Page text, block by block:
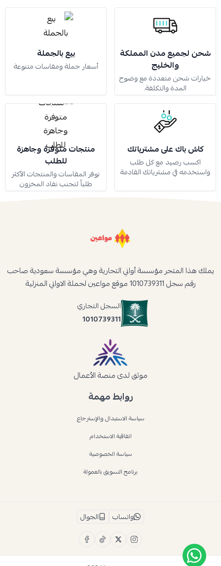
شحن لجميع مدن المملكة
والخليج
خيارات شحن متعددة مع وضوح
المدة والتكلفة.
بيع بالجملة
أسعار جملة ومقاسات متنوعة
كاش باك على مشترياتك
اكسب رصيد مع كل طلب
واستخدمه في مشترياتك القادمة
منتجات متوفرة وجاهزة
للطلب
نوفر المقاسات والمنتجات الأكثر
طلباً لتجنب نفاد المخزون
روابط مهمة
سياسة الاستبدال والإسترجاع
اتفاقية الاستخدام
سياسة الخصوصية
برنامج التسويق بالعمولة
يملك هذا المتجر مؤسسة أواني التجارية وهي مؤسسة سعودية صاحب
رقم سجل 1010739311 موقع مواعين لجملة الاواني المنزلية
السجل التجاري
1010739311
موثق لدى منصة الأعمال
واتساب الجوال